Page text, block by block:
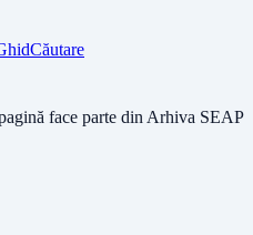
Căutare
face parte din Arhiva SEAP